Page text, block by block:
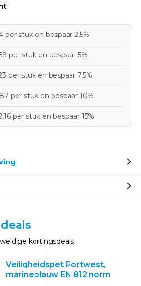
per stuk en bespaar 2,5%
per stuk en bespaar 5%
per stuk en bespaar 7,5%
per stuk en bespaar 10%
per stuk en bespaar 15%
kortingsdeals
Veiligheidspet Portwest,
marineblauw EN 812 norm